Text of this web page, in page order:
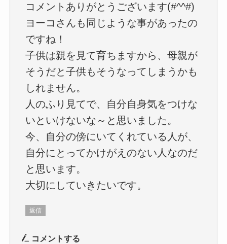
コメントありがとうございます(#^^#)
ヨーコさんも同じような事があったの
ですね！
子供は親を見て育ちますから、母親が
そうだと子供もそうなってしまうかも
しれません。
人のふり見てで、自分自身気をつけな
いといけないな～と思いました。
今、自分の傍にいてくれている人が、
自分にとってかけがえのない人なのだ
と思います。
大切にしていきたいです。
返信
コメントする